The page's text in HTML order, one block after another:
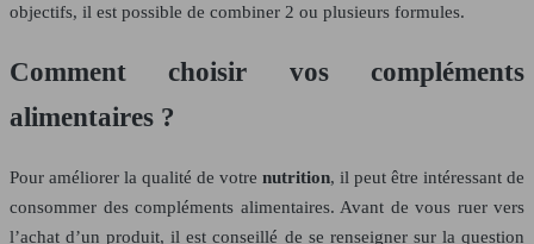
objectifs, il est possible de combiner 2 ou plusieurs formules.
Comment choisir vos compléments
alimentaires ?
Pour améliorer la qualité de votre nutrition, il peut être intéressant de
consommer des compléments alimentaires. Avant de vous ruer vers
l’achat d’un produit, il est conseillé de se renseigner sur la question